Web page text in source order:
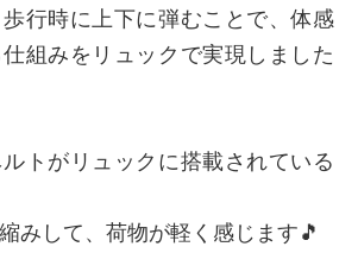
行時に上下に弾むことで、体感
組みをリュックで実現しました
トがリュックに搭載されている
みして、荷物が軽く感じます🎵